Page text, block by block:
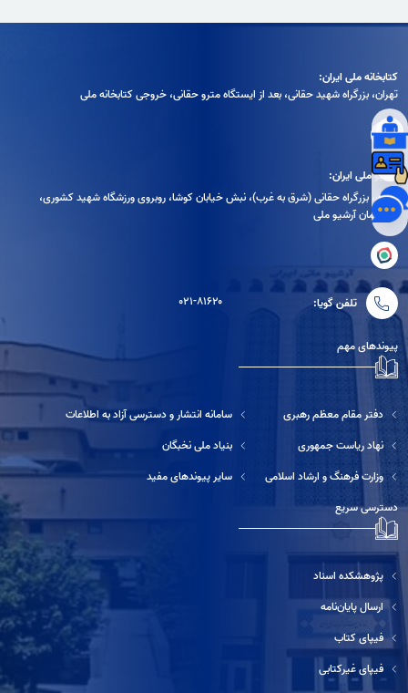
کتابخانه ملی ایران:
تهران، بزرگراه شهيد حقانی، بعد از ايستگاه مترو حقانی، خروجی كتابخانه ملی
آرشیو ملی ایران:
تهران، بزرگراه حقانی (شرق به غرب)، نبش خیابان کوشا، روبروی ورزشگاه شهید کشوری،
ساختمان آرشیو ملی
تلفن گویا: ۰۲۱-۸۱۶۲۰
پیوندهای مهم
دفتر مقام معظم رهبری
نهاد ریاست جمهوری
وزارت فرهنگ و ارشاد اسلامی
سامانه انتشار و دسترسی آزاد به اطلاعات
بنیاد ملی نخبگان
سایر پیوندهای مفید
دسترسی سریع
پژوهشکده اسناد
ارسال پایان‌نامه
فیپای کتاب
فیپای غیرکتابی